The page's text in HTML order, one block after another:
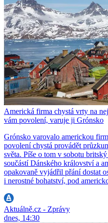
Americká firma chystá vrty na
vám povolení, varuje ji Grónsko
Grónsko varovalo americkou
povolení chystá provádět
světa. Píše o tom v sobotu
součástí Dánského království a
opakovaně vyjádřil přání dostat
i nerostné bohatství, pod
Aktuálně.cz - Zprávy
dnes, 14:30